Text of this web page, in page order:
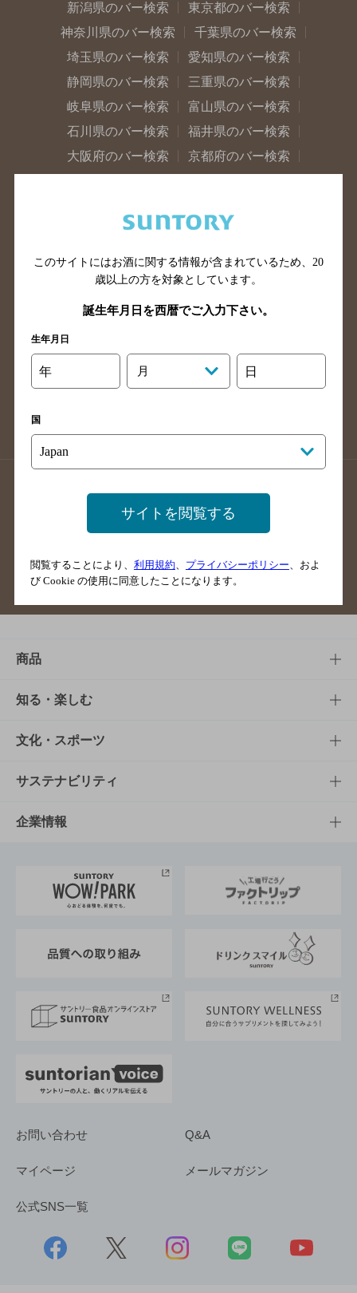
新潟県のバー検索
東京都のバー検索
神奈川県のバー検索
千葉県のバー検索
埼玉県のバー検索
愛知県のバー検索
静岡県のバー検索
三重県のバー検索
岐阜県のバー検索
富山県のバー検索
石川県のバー検索
福井県のバー検索
大阪府のバー検索
京都府のバー検索
広島県のバー検索
岡山県のバー検索
山口県のバー検索
鳥取県のバー検索
島根県のバー検索
徳島県のバー検索
香川県のバー検索
愛媛県のバー検索
長崎県のバー検索
佐賀県のバー検索
大分県のバー検索
熊本県のバー検索
掲載店舗様ログイン
サイトマップ ご意見・ご感想
商品
商品TOP
商品一覧
商品発売情報
栄養成分一覧
知る・楽しむ
知る・楽しむTOP
キャンペーン
工場見学
地域情報
文化・スポーツ
文化・スポーツTOP
サントリーホール
サントリーサンバーズ大阪
サステナビリティ
サステナビリティTOP
サントリーが考えるサステナビリティ経営
企業情報
企業概要
採用情報
お問い合わせ Q&A
マイページ メールマガジン
公式SNS一覧
このサイトにはお酒に関する情報が含まれているため、 20
歳以上の方を対象としています。
誕生年月日を西暦でご入力下さい。
生年月日
年 月 日
国
サイトを閲覧する
閲覧することにより、 利用規約、 プライバシーポリシー、およ
び Cookie の使用に同意したことになります。